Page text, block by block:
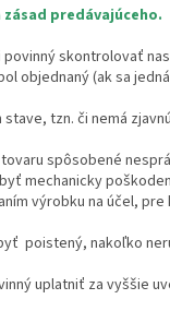
predávajúceho.
skontrolovať
objednaný (ak sa
tzn. či nemá
spôsobené
mechanicky
výrobku na účel,
poistený, nakoľko
uplatniť za vyššie